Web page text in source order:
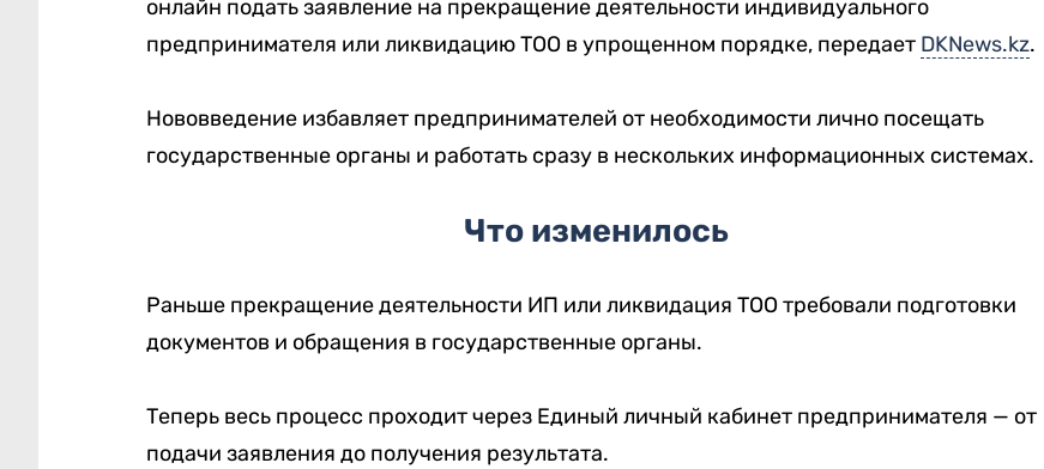
онлайн подать заявление на прекращение деятельности индивидуального
предпринимателя или ликвидацию ТОО в упрощенном порядке, передает DKNews.kz.
Нововведение избавляет предпринимателей от необходимости лично посещать
государственные органы и работать сразу в нескольких информационных системах.
Что изменилось
Раньше прекращение деятельности ИП или ликвидация ТОО требовали подготовки
документов и обращения в государственные органы.
Теперь весь процесс проходит через Единый личный кабинет предпринимателя — от
подачи заявления до получения результата.